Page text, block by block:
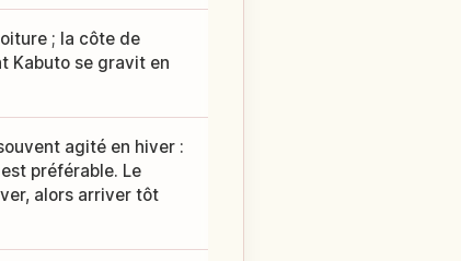
; la côte de
Kabuto se gravit en
agité en hiver :
préférable. Le
alors arriver tôt